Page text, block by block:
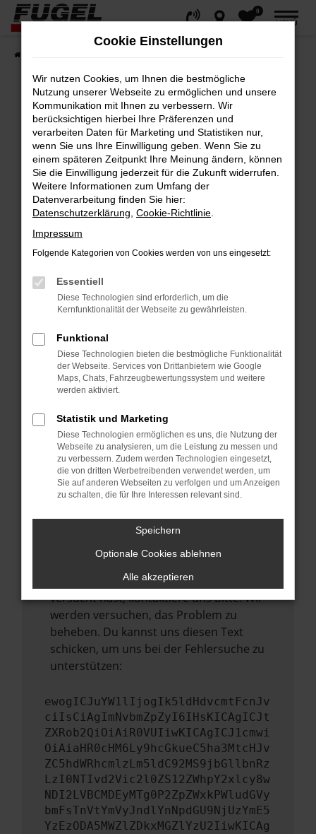
Zum
Hauptinhalt
springen
0
MENÜ
Fehler: Network Error
Beim Laden ist ein Fehler aufgetreten.
Hier sind ein paar Tipps, die dir helfen können:
Überprüfe deine Firewall und deine
Internetverbindung.
Laden andere Webseiten, zum Beispiel
deine Suchmaschine?
Prüfe deine Browsererweiterungen.
Manche Erweiterungen, wie Werbeblocker,
können das Laden bestimmter Seiten
anderen Browser oder in einem privaten
Fenster?
Starte dein Gerät neu.
vorübergehende Probleme zu beheben.
Stelle sicher, dass dein Browser und dein
Betriebssystem auf dem neuesten Stand
sind.
Veraltete Software birgt nicht nur ein
führen, dass bestimmte Funktionen nicht
Wende dich an den Webseitenbetreiber.
Wenn du alle oben genannten Schritte
versucht hast, kontaktiere uns bitte. Wir
werden versuchen, das Problem zu
beheben. Du kannst uns diesen Text
schicken, um uns bei der Fehlersuche zu
unterstützen:
ewogICJuYW1lIjogIk5ldHdvcmtFcnJv
ciIsCiAgImNvbmZpZyI6IHsKICAgICJt
ZXRob2QiOiAiR0VUIiwKICAgICJ1cmwi
OiAiaHR0cHM6Ly9hcGkueC5ha3MtcHJv
ZC5hdWRhcmlzLm5ldC92MS9jbGllbnRz
LzI0NTIvd2Vic2l0ZS12ZWhpY2xlcy8w
NDI2LVBCMDEyMTg0P2ZpZWxkPWludGVy
bmFsTnVtYmVyJndlYnNpdGU9NjUzYmE5
YzEzODA5MWZlZDkxMGZlYzU2IiwKICAg
Cookie Einstellungen
Wir nutzen Cookies, um Ihnen die bestmögliche
Nutzung unserer Webseite zu ermöglichen und unsere
Kommunikation mit Ihnen zu verbessern. Wir
berücksichtigen hierbei Ihre Präferenzen und
verarbeiten Daten für Marketing und Statistiken nur,
wenn Sie uns Ihre Einwilligung geben. Wenn Sie zu
einem späteren Zeitpunkt Ihre Meinung ändern, können
Sie die Einwilligung jederzeit für die Zukunft widerrufen.
Weitere Informationen zum Umfang der
Datenverarbeitung finden Sie hier:
Datenschutzerklärung Cookie-Richtlinie
Impressum
Folgende Kategorien von Cookies werden von uns eingesetzt:
Essentiell
Diese Technologien sind erforderlich, um die
Kernfunktionalität der Webseite zu gewährleisten.
Funktional
Diese Technologien bieten die bestmögliche Funktionalität
der Webseite. Services von Drittanbietern wie Google
Maps, Chats, Fahrzeugbewertungssystem und weitere
werden aktiviert.
Statistik und Marketing
Diese Technologien ermöglichen es uns, die Nutzung der
Webseite zu analysieren, um die Leistung zu messen und
zu verbessern. Zudem werden Technologien eingesetzt,
die von dritten Werbetreibenden verwendet werden, um
Sie auf anderen Webseiten zu verfolgen und um Anzeigen
zu schalten, die für Ihre Interessen relevant sind.
Speichern
Optionale Cookies ablehnen
Alle akzeptieren